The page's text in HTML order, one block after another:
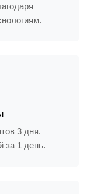
3 дня.
за 1 день.